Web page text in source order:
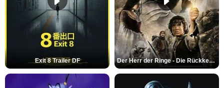
Exit 8 Trailer DF Der Herr der Ringe - Die Rückkehr des Königs Trailer OV